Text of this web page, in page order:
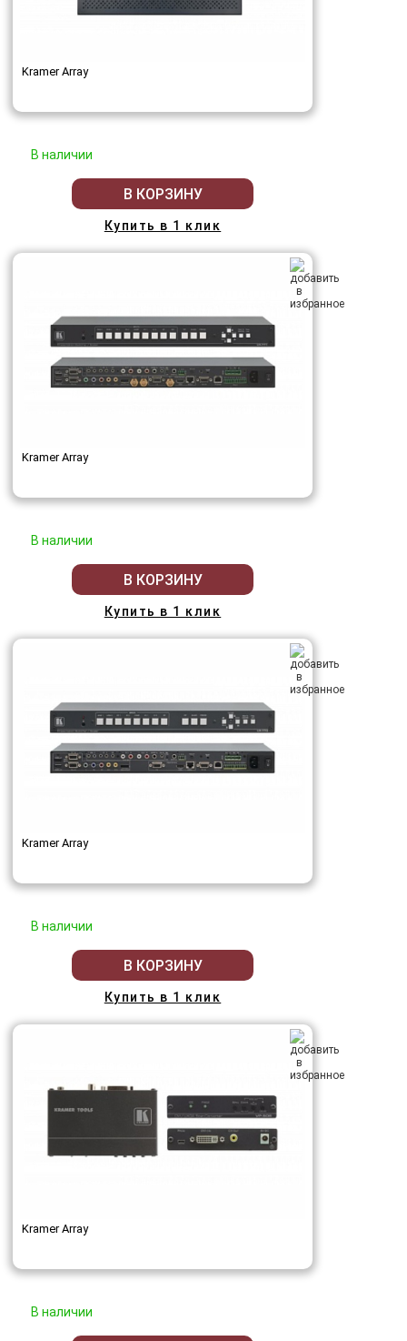
Kramer Array
В наличии
В КОРЗИНУ
Купить в 1 клик
Kramer Array
В наличии
В КОРЗИНУ
Купить в 1 клик
Kramer Array
В наличии
В КОРЗИНУ
Купить в 1 клик
Kramer Array
В наличии